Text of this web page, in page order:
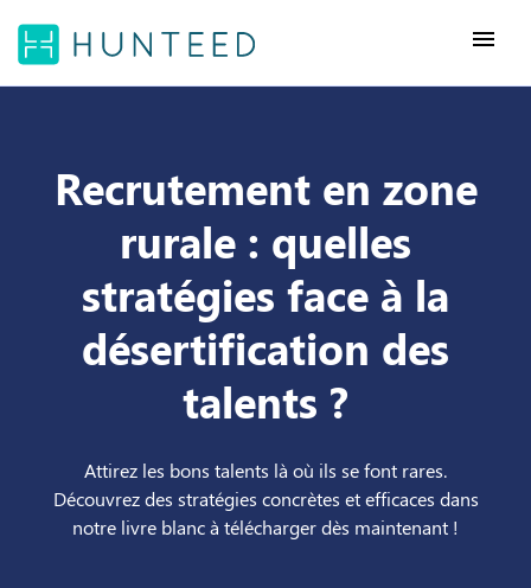
menu
Recrutement en zone
rurale : quelles
stratégies face à la
désertification des
talents ?
Attirez les bons talents là où ils se font rares.
Découvrez des stratégies concrètes et efficaces dans
notre livre blanc à télécharger dès maintenant !